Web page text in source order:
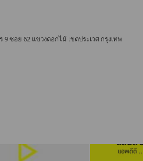
ซอย 62 แขวงดอกไม้ เขตประเวศ กรุงเทพ